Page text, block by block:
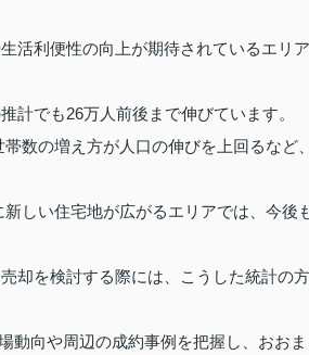
活利便性の向上が期待されているエリア
計でも26万人前後まで伸びています。
数の増え方が人口の伸びを上回るなど
しい住宅地が広がるエリアでは、今後
却を検討する際には、こうした統計の方
動向や周辺の成約事例を把握し、おおま